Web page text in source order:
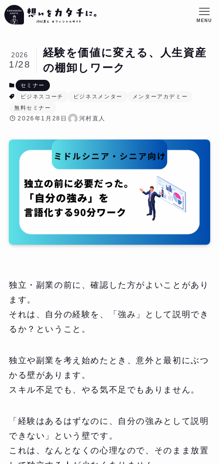
MENU
経験を価値に変える、人生資産
の棚卸しワーク
2026
1/28
セミナー
ビジネスコーチ
ビジネスメンター
メンターアカデミー
無料セミナー
2026年1月28日 河村直人
独立・副業の前に、確認した方がよいことがあり
ます。
それは、自分の経験を、「強み」として説明でき
るか？ということ。
独立や副業を考え始めたとき、意外と最初にぶつ
かる壁があります。
スキル不足でも、やる気不足でもありません。
「経験はあるはずなのに、自分の強みとして説明
できない」という壁です。
これは、なんとなくの心理なので、そのまま放置